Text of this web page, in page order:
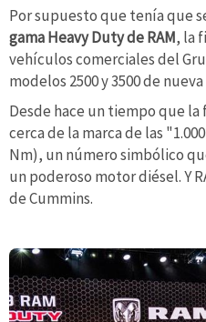
Por supuesto que tenía que
gama Heavy Duty de RAM, la
vehículos comerciales del
modelos 2500 y 3500 de
Desde hace un tiempo que
cerca de la marca de las
Nm), un número simbólico
un poderoso motor diésel. Y
de Cummins.